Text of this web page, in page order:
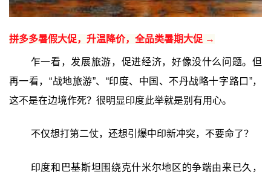
拼多多暑假大促，升温降价，全品类暑期大促 →
乍一看，发展旅游，促进经济，好像没什么问题。但
再一看，“战地旅游”、“印度、中国、不丹战略十字路口”，
这不是在边境作死？很明显印度此举就是别有用心。
不仅想打第二仗，还想引爆中印新冲突，不要命了？
印度和巴基斯坦围绕克什米尔地区的争端由来已久，